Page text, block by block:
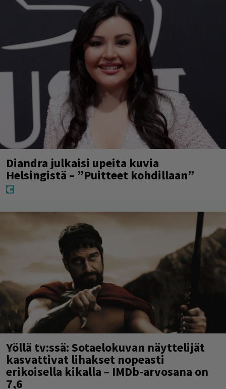
Diandra julkaisi upeita kuvia
Helsingistä – ”Puitteet kohdillaan”
Yöllä tv:ssä: Sotaelokuvan näyttelijät
kasvattivat lihakset nopeasti
erikoisella kikalla – IMDb-arvosana on
7,6